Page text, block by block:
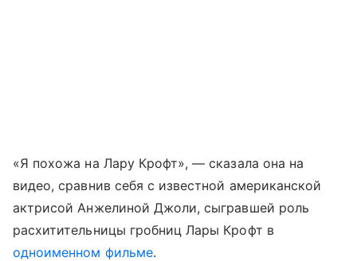
«Я похожа на Лару Крофт», — сказала она на
видео, сравнив себя с известной американской
актрисой Анжелиной Джоли, сыгравшей роль
расхитительницы гробниц Лары Крофт в
одноименном фильме.